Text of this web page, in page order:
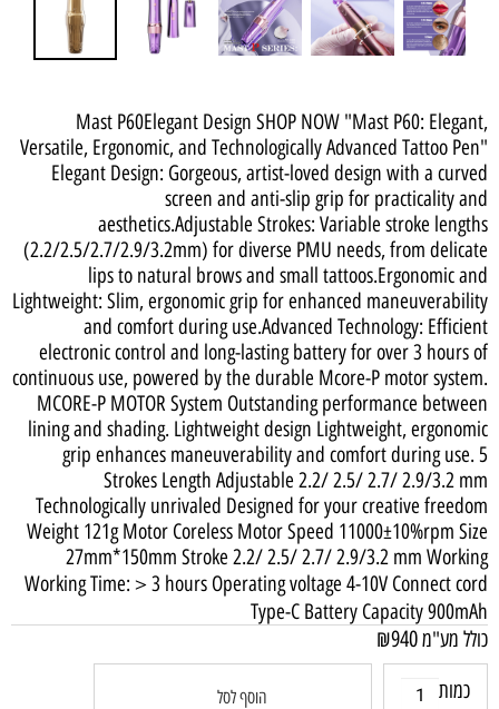
Mast P60Elegant Design SHOP NOW "Mast P60: Elegant,
Versatile, Ergonomic, and Technologically Advanced Tattoo Pen"
Elegant Design: Gorgeous, artist-loved design with a curved
screen and anti-slip grip for practicality and
aesthetics.Adjustable Strokes: Variable stroke lengths
(2.2/2.5/2.7/2.9/3.2mm) for diverse PMU needs, from delicate
lips to natural brows and small tattoos.Ergonomic and
Lightweight: Slim, ergonomic grip for enhanced maneuverability
and comfort during use.Advanced Technology: Efficient
electronic control and long-lasting battery for over 3 hours of
continuous use, powered by the durable Mcore-P motor system.
MCORE-P MOTOR System Outstanding performance between
lining and shading. Lightweight design Lightweight, ergonomic
grip enhances maneuverability and comfort during use. 5
Strokes Length Adjustable 2.2/ 2.5/ 2.7/ 2.9/3.2 mm
Technologically unrivaled Designed for your creative freedom
Weight 121g Motor Coreless Motor Speed 11000±10%rpm Size
27mm*150mm Stroke 2.2/ 2.5/ 2.7/ 2.9/3.2 mm Working
Working Time:＞3 hours Operating voltage 4-10V Connect cord
Type-C Battery Capacity 900mAh
כולל מע"מ
₪940
כמות הוסף לסל